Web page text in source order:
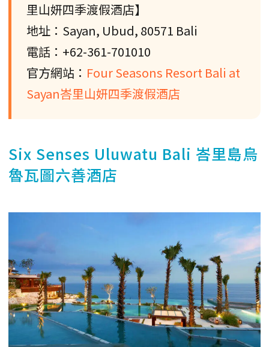
里山妍四季渡假酒店】
地址：Sayan, Ubud, 80571 Bali
電話：+62-361-701010
官方網站： Four Seasons Resort Bali at
Sayan峇里山妍四季渡假酒店
Six Senses Uluwatu Bali 峇里島烏
魯瓦圖六善酒店